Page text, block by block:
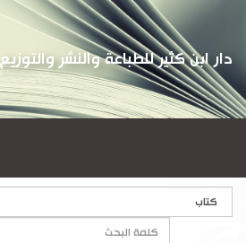
دار ابن كثير للطباعة والنشر والتوزيع